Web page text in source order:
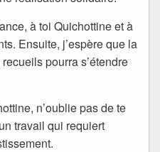
à toi Quichottine et à
Ensuite, j’espère que la
pourra s’étendre
n’oublie pas de te
travail qui requiert